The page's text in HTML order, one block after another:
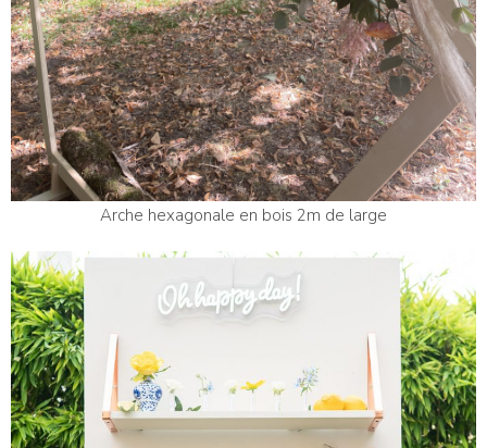
Arche hexagonale en bois 2m de large